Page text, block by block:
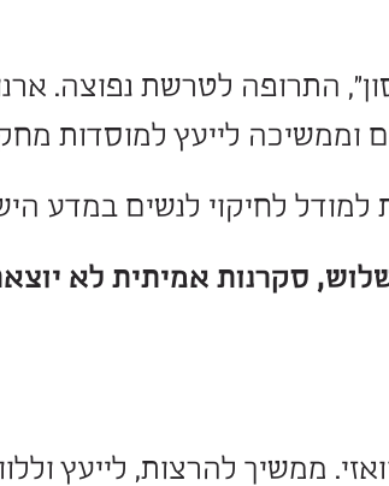
מדעית ואנושית.
לטרשת נפוצה. ארנון